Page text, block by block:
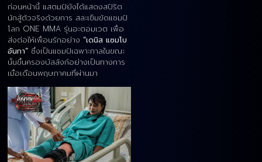
ก่อนหน้านี้ แสตมป์ยังได้แสดงสปิริต
นักสู้ตัวจริงด้วยการ สละเข็มขัดแชมป์
โลก ONE MMA รุ่นอะตอมเวต เพื่อ
ส่งต่อให้เพื่อนรักอย่าง “เดนิส แซมโบ
อันกา” ซึ่งเป็นแชมป์เฉพาะกาลในขณะ
นั้นขึ้นครองบัลลังก์อย่างเป็นทางการ
เมื่อเดือนพฤษภาคมที่ผ่านมา